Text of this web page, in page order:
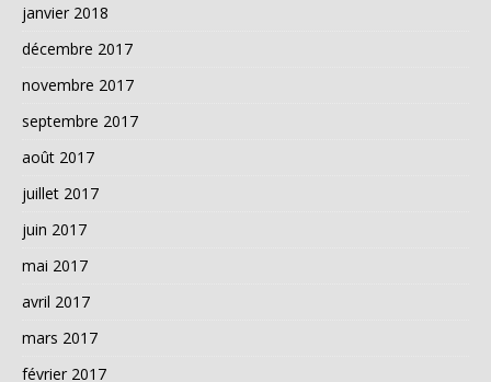
janvier 2018
décembre 2017
novembre 2017
septembre 2017
août 2017
juillet 2017
juin 2017
mai 2017
avril 2017
mars 2017
février 2017